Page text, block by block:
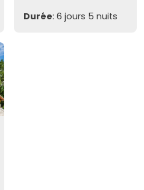
Durée: 6 jours 5 nuits